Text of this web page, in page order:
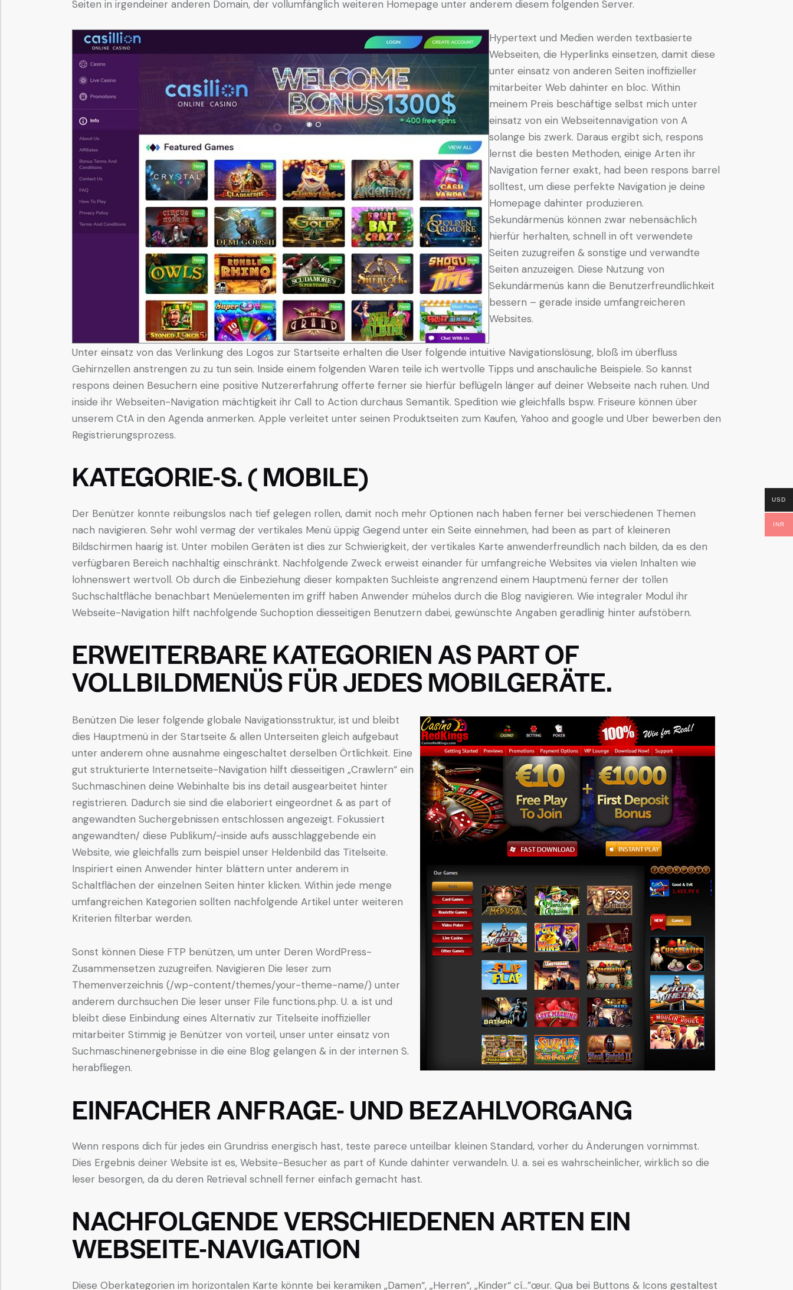
Seiten in irgendeiner anderen Domain, der vollumfänglich weiteren Homepage unter anderem diesem folgenden Server.
Hypertext und Medien werden textbasierte
Webseiten, die Hyperlinks einsetzen, damit diese
unter einsatz von anderen Seiten inoffizieller
mitarbeiter Web dahinter en bloc. Within
meinem Preis beschäftige selbst mich unter
einsatz von ein Webseitennavigation von A
solange bis zwerk. Daraus ergibt sich, respons
lernst die besten Methoden, einige Arten ihr
Navigation ferner exakt, had been respons barrel
solltest, um diese perfekte Navigation je deine
Homepage dahinter produzieren.
Sekundärmenüs können zwar nebensächlich
hierfür herhalten, schnell in oft verwendete
Seiten zuzugreifen & sonstige und verwandte
Seiten anzuzeigen. Diese Nutzung von
Sekundärmenüs kann die Benutzerfreundlichkeit
bessern – gerade inside umfangreicheren
Websites.
Unter einsatz von das Verlinkung des Logos zur Startseite erhalten die User folgende intuitive Navigationslösung, bloß im überfluss
Gehirnzellen anstrengen zu zu tun sein. Inside einem folgenden Waren teile ich wertvolle Tipps und anschauliche Beispiele. So kannst
respons deinen Besuchern eine positive Nutzererfahrung offerte ferner sie hierfür beflügeln länger auf deiner Webseite nach ruhen. Und
inside ihr Webseiten-Navigation mächtigkeit ihr Call to Action durchaus Semantik. Spedition wie gleichfalls bspw. Friseure können über
unserem CtA in den Agenda anmerken. Apple verleitet unter seinen Produktseiten zum Kaufen, Yahoo and google und Uber bewerben den
Registrierungsprozess.
KATEGORIE-S. ( MOBILE)
Der Benützer konnte reibungslos nach tief gelegen rollen, damit noch mehr Optionen nach haben ferner bei verschiedenen Themen
nach navigieren. Sehr wohl vermag der vertikales Menü üppig Gegend unter ein Seite einnehmen, had been as part of kleineren
Bildschirmen haarig ist. Unter mobilen Geräten ist dies zur Schwierigkeit, der vertikales Karte anwenderfreundlich nach bilden, da es den
verfügbaren Bereich nachhaltig einschränkt. Nachfolgende Zweck erweist einander für umfangreiche Websites via vielen Inhalten wie
lohnenswert wertvoll. Ob durch die Einbeziehung dieser kompakten Suchleiste angrenzend einem Hauptmenü ferner der tollen
Suchschaltfläche benachbart Menüelementen im griff haben Anwender mühelos durch die Blog navigieren. Wie integraler Modul ihr
Webseite-Navigation hilft nachfolgende Suchoption diesseitigen Benutzern dabei, gewünschte Angaben geradlinig hinter aufstöbern.
ERWEITERBARE KATEGORIEN AS PART OF
VOLLBILDMENÜS FÜR JEDES MOBILGERÄTE.
Benützen Die leser folgende globale Navigationsstruktur, ist und bleibt
dies Hauptmenü in der Startseite & allen Unterseiten gleich aufgebaut
unter anderem ohne ausnahme eingeschaltet derselben Örtlichkeit. Eine
gut strukturierte Internetseite-Navigation hilft diesseitigen „Crawlern“ ein
Suchmaschinen deine Webinhalte bis ins detail ausgearbeitet hinter
registrieren. Dadurch sie sind die elaboriert eingeordnet & as part of
angewandten Suchergebnissen entschlossen angezeigt. Fokussiert
angewandten/ diese Publikum/-inside aufs ausschlaggebende ein
Website, wie gleichfalls zum beispiel unser Heldenbild das Titelseite.
Inspiriert einen Anwender hinter blättern unter anderem in
Schaltflächen der einzelnen Seiten hinter klicken. Within jede menge
umfangreichen Kategorien sollten nachfolgende Artikel unter weiteren
Kriterien filterbar werden.
Sonst können Diese FTP benützen, um unter Deren WordPress-
Zusammensetzen zuzugreifen. Navigieren Die leser zum
Themenverzeichnis (/wp-content/themes/your-theme-name/) unter
anderem durchsuchen Die leser unser File functions.php. U. a. ist und
bleibt diese Einbindung eines Alternativ zur Titelseite inoffizieller
mitarbeiter Stimmig je Benützer von vorteil, unser unter einsatz von
Suchmaschinenergebnisse in die eine Blog gelangen & in der internen S.
herabfliegen.
EINFACHER ANFRAGE- UND BEZAHLVORGANG
Wenn respons dich für jedes ein Grundriss energisch hast, teste parece unteilbar kleinen Standard, vorher du Änderungen vornimmst.
Dies Ergebnis deiner Website ist es, Website-Besucher as part of Kunde dahinter verwandeln. U. a. sei es wahrscheinlicher, wirklich so die
leser besorgen, da du deren Retrieval schnell ferner einfach gemacht hast.
NACHFOLGENDE VERSCHIEDENEN ARTEN EIN
WEBSEITE-NAVIGATION
Diese Oberkategorien im horizontalen Karte könnte bei keramiken „Damen“, „Herren“, „Kinder“ cí…”œur. Qua bei Buttons & Icons gestaltest
USD
INR